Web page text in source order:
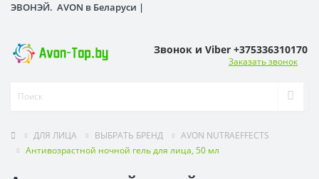
ЭВОНЭЙ. AVON в Беларуси |
Звонок и Viber +375336310170
Заказать звонок
ДЛЯ ЛИЦА ВЫБРАТЬ БРЕНД
AVON NUTRAEFFECTS
Антивозрастной ночной гель для лица, 50 мл